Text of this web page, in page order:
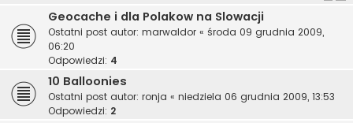
Geocache i dla Polakow na Slowacji
Ostatni post autor: marwaldor « środa 09 grudnia 2009,
06:20
Odpowiedzi: 4
10 Balloonies
Ostatni post autor: ronja « niedziela 06 grudnia 2009, 13:53
Odpowiedzi: 2